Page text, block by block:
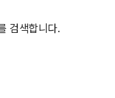
검색합니다.